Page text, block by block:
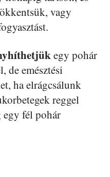
vagy
egy pohár
de emésztési
ha elrágcsálunk
reggel
fél pohár